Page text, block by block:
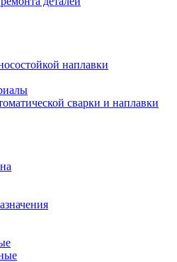
наплавки
сварки и наплавки